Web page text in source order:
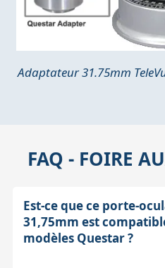
Adaptateur 31.75mm
FAQ - FOIRE
Est-ce que ce porte-
31,75mm est
modèles Questar ?